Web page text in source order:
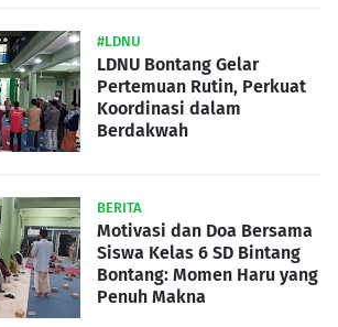
#LDNU
LDNU Bontang Gelar
Pertemuan Rutin, Perkuat
Koordinasi dalam
Berdakwah
BERITA
Motivasi dan Doa Bersama
Siswa Kelas 6 SD Bintang
Bontang: Momen Haru yang
Penuh Makna